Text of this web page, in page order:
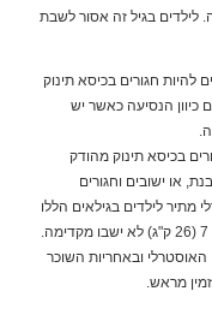
לילדים בגיל זה אסור לשבת
ל-4 שנים (8-18 ק"ג) חייבים להיות חגורים בכיסא תינוק
כיוון הנסיעה כאשר יש
להיות חגורים בכיסא תינוק מהודק
או ישובים וחגורים
לילדים בגילאים הללו
האוסטרלי ובאחריות השוכר
מראש.